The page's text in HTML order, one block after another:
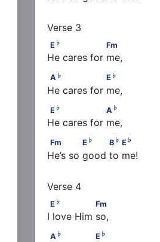
E♭ Fm
E ♭ Fm
He cares for me,
A♭ E
A ♭ E ♭
He cares for me,
E♭ A
E ♭ A ♭
He cares for me,
Fm             E
♭ B
Fm E ♭ B ♭ E ♭
He’s so good to me!
E♭ Fm
E ♭ Fm
I love Him so,
A♭ E
A ♭ E ♭